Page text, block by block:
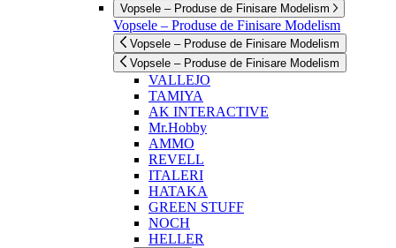
Vopsele – Produse de Finisare Modelism
Vopsele – Produse de Finisare Modelism
Vopsele – Produse de Finisare Modelism
Vopsele – Produse de Finisare Modelism
VALLEJO
TAMIYA
AK INTERACTIVE
Mr.Hobby
AMMO
REVELL
ITALERI
HATAKA
GREEN STUFF
NOCH
HELLER